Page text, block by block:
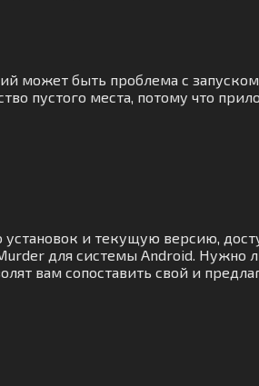
может быть проблема с
пустого места, потому что
и текущую версию,
для системы Android. Нужно
вам сопоставить свой и